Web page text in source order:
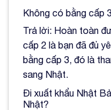
Không có bằng cấp
Trả lời: Hoàn toàn
cấp 2 là bạn đã đủ
bằng cấp 3, đó là
sang Nhật.
Đi xuất khẩu Nhật
Nhật?